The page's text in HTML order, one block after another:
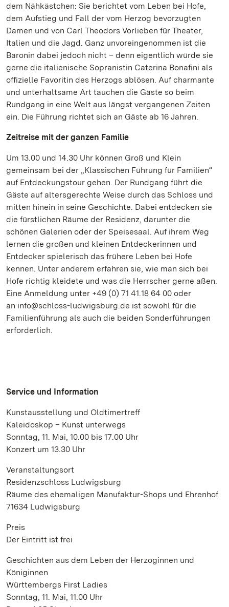
dem Nähkästchen: Sie berichtet vom Leben bei Hofe,
dem Aufstieg und Fall der vom Herzog bevorzugten
Damen und von Carl Theodors Vorlieben für Theater,
Italien und die Jagd. Ganz unvoreingenommen ist die
Baronin dabei jedoch nicht – denn eigentlich würde sie
gerne die italienische Sopranistin Caterina Bonafini als
offizielle Favoritin des Herzogs ablösen. Auf charmante
und unterhaltsame Art tauchen die Gäste so beim
Rundgang in eine Welt aus längst vergangenen Zeiten
ein. Die Führung richtet sich an Gäste ab 16 Jahren.
Zeitreise mit der ganzen Familie
Um 13.00 und 14.30 Uhr können Groß und Klein
gemeinsam bei der „Klassischen Führung für Familien“
auf Entdeckungstour gehen. Der Rundgang führt die
Gäste auf altersgerechte Weise durch das Schloss und
mitten hinein in seine Geschichte. Dabei entdecken sie
die fürstlichen Räume der Residenz, darunter die
schönen Galerien oder der Speisesaal. Auf ihrem Weg
lernen die großen und kleinen Entdeckerinnen und
Entdecker spielerisch das frühere Leben bei Hofe
kennen. Unter anderem erfahren sie, wie man sich bei
Hofe richtig kleidete und was die Herrscher gerne aßen.
Eine Anmeldung unter +49 (0) 71 41.18 64 00 oder
an info@schloss-ludwigsburg.de ist sowohl für die
Familienführung als auch die beiden Sonderführungen
erforderlich.
Service und Information
Kunstausstellung und Oldtimertreff
Kaleidoskop – Kunst unterwegs
Sonntag, 11. Mai, 10.00 bis 17.00 Uhr
Konzert um 13.30 Uhr
Veranstaltungsort
Residenzschloss Ludwigsburg
Räume des ehemaligen Manufaktur-Shops und Ehrenhof
71634 Ludwigsburg
Preis
Der Eintritt ist frei
Geschichten aus dem Leben der Herzoginnen und
Königinnen
Württembergs First Ladies
Sonntag, 11. Mai, 11.00 Uhr